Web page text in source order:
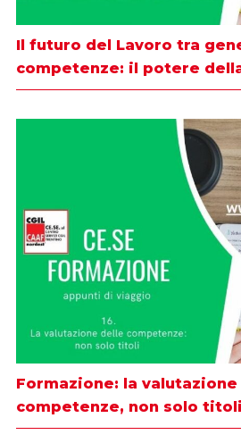
Il futuro del Lavoro tra
competenze: il potere
Formazione: la
competenze, non solo titoli